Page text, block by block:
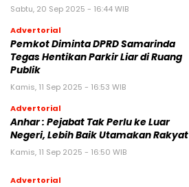
Sabtu, 20 Sep 2025 - 16:44 WIB
Advertorial
Pemkot Diminta DPRD Samarinda
Tegas Hentikan Parkir Liar di Ruang
Publik
Kamis, 11 Sep 2025 - 16:53 WIB
Advertorial
Anhar : Pejabat Tak Perlu ke Luar
Negeri, Lebih Baik Utamakan Rakyat
Kamis, 11 Sep 2025 - 16:50 WIB
Advertorial